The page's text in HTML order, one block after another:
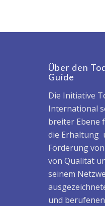
Über den
Guide
Die Initiative
International
breiter Ebene
die Erhaltung
Förderung
von Qualität
seinem
und